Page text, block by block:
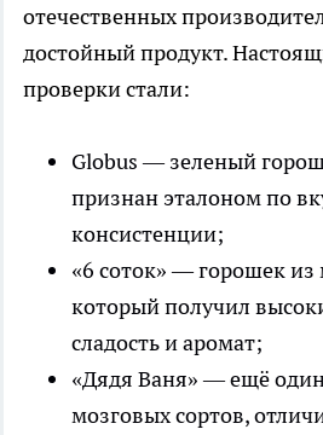
отечественных
достойный продукт.
проверки стали:
Globus — зеленый
признан эталоном по
консистенции;
«6 соток» — горошек из
который получил
сладость и аромат;
«Дядя Ваня» — ещё
мозговых сортов,